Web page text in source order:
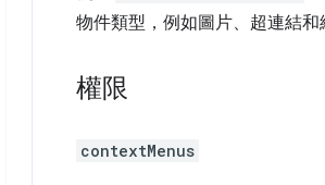
物件類型，例如圖片、超連結和
權限
contextMenus